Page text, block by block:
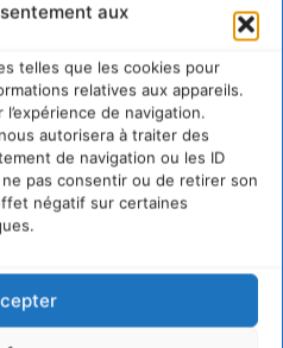
aux
telles que les cookies pour
relatives aux appareils.
de navigation.
autorisera à traiter des
de navigation ou les ID
pas consentir ou de retirer son
négatif sur certaines
– un aperçu global des
: débit, échelle et réglementation
UN COMMENTAIRE